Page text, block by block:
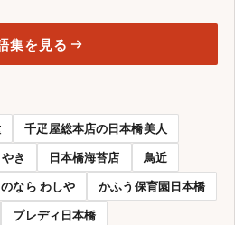
集を見る
千疋屋総本店の日本橋美人
き
日本橋海苔店
鳥近
なら わしや
かふう保育園日本橋
プレディ日本橋